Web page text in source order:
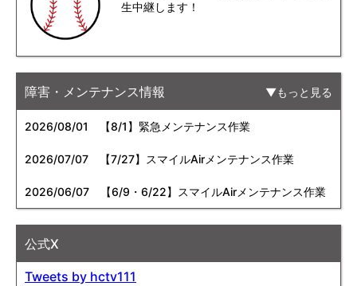
生中継します！
障害・メンテナンス情報 もっと見る
2026/08/01 【8/1】緊急メンテナンス作業
2026/07/07 【7/27】スマイルAirメンテナンス作業
2026/06/07 【6/9・6/22】スマイルAirメンテナンス作業
公式X
Tweets by hctv111